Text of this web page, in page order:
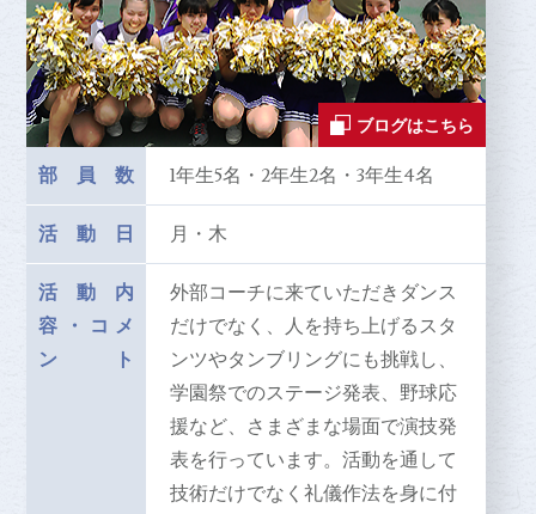
ブログはこちら
部員数 1年生5名・2年生2名・3年生4名
活動日 月・木
活動内
容
・
コメ
ント
外部コーチに来ていただきダンス
だけでなく、人を持ち上げるスタ
ンツやタンブリングにも挑戦し、
学園祭でのステージ発表、野球応
援など、さまざまな場面で演技発
表を行っています。活動を通して
技術だけでなく礼儀作法を身に付